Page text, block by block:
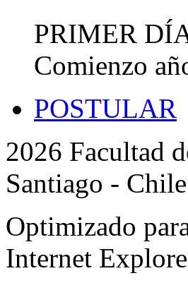
PRIMER
Comienzo
POSTULAR
2026 Facultad
Santiago - Chile
Optimizado
Internet